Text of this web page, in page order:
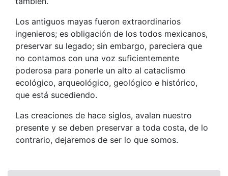
Los antiguos mayas fueron extraordinarios
ingenieros; es obligación de los todos mexicanos,
preservar su legado; sin embargo, pareciera que
no contamos con una voz suficientemente
poderosa para ponerle un alto al cataclismo
ecológico, arqueológico, geológico e histórico,
que está sucediendo.
Las creaciones de hace siglos, avalan nuestro
presente y se deben preservar a toda costa, de lo
contrario, dejaremos de ser lo que somos.